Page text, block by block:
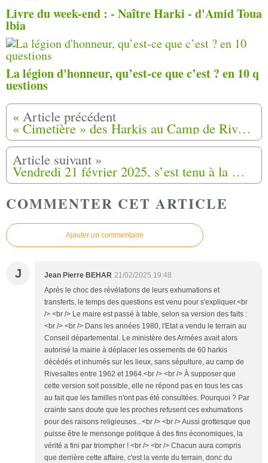
Livre du week-end : - Naître Harki - d'Amid Toua
lbia
La légion d'honneur, qu’est-ce que c’est ? en 10 q
uestions
« Cimetière » des Harkis au Camp de Rivesaltes - Disparition des corps d’enfants décédés
Vendredi 21 février 2025, s’est tenu à la Mairie de Rivesaltes une réunion cruciale pour les familles des disparus du Camps Joffre.
COMMENTER CET ARTICLE
Ajouter un commentaire
J Jean Pierre BEHAR 21/02/2025 19:48
Après le choc des révélations de leurs exhumations et
transferts, le temps des questions est venu pour s'expliquer.<br
/> <br /> Le maire est passé à table, selon sa version des faits :
<br /> <br /> Dans les années 1980, l'Etat a vendu le terrain au
Conseil départemental. Le ministère des Armées avait alors
autorisé la mairie à déplacer les ossements de 60 harkis
décédés et inhumés sur les lieux, sans sépulture, au camp de
Rivesaltes entre 1962 et 1964.<br /> <br /> À supposer que
cette version soit possible, elle ne répond pas en tous les cas
au fait que les familles n'ont pas été consultées. Pourquoi ? Par
crainte sans doute que les proches refusent ces exhumations
pour des raisons religieuses...<br /> <br /> Aussi grottesque que
puisse être le mensonge politique à des fins économiques, la
vérité a fini par triompher ! <br /> <br /> Chacun aura compris
que derrière cette affaire, c'est la vente du terrain, donc du